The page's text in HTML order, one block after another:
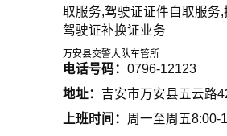
取服务,驾驶证证件自取服务
驾驶证补换证业务
万安县交警大队车管所
电话号码： 0796-12123
地址： 吉安市万安县五云路
上班时间： 周一至周五8:00-